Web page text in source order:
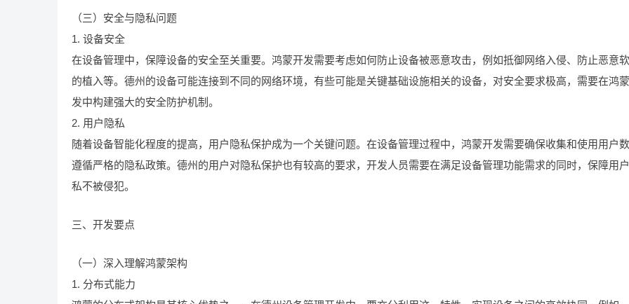
（三）安全与隐私问题
1. 设备安全
在设备管理中，保障设备的安全至关重要。鸿蒙开发需要考虑如何防止设备被恶意攻击，例如抵御网络入侵、防止恶意
的植入等。德州的设备可能连接到不同的网络环境，有些可能是关键基础设施相关的设备，对安全要求极高，需要在鸿
发中构建强大的安全防护机制。
2. 用户隐私
随着设备智能化程度的提高，用户隐私保护成为一个关键问题。在设备管理过程中，鸿蒙开发需要确保收集和使用用户
遵循严格的隐私政策。德州的用户对隐私保护也有较高的要求，开发人员需要在满足设备管理功能需求的同时，保障用
私不被侵犯。
三、开发要点
（一）深入理解鸿蒙架构
1. 分布式能力